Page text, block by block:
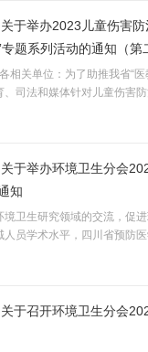
防治分会、四川省医学科
性病学质量控制中心...
于举办2023儿童伤害
题系列活动的通知（第
相关单位：为了助推我省“
司法和媒体针对儿童伤害
儿童伤害防治分会年会暨
位1.主办单位：四川省预防
1.2023年儿童伤害防治分...
于举办环境卫生分会
知
境卫生研究领域的交流，促
人员学术水平，四川省预防
作经验进行交流。会议期间
，参会相关事宜如下：一
，25-26日举行会议。地点
于召开环境卫生分会